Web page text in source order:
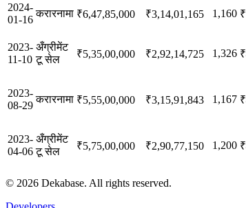
2024-
01-16
करारनामा ₹6,47,85,000 ₹3,14,01,165 1,160
2023-
11-10
अँग्रीमेंट
टू सेल
₹5,35,00,000 ₹2,92,14,725 1,326
2023-
08-29
करारनामा ₹5,55,00,000 ₹3,15,91,843 1,167
2023-
04-06
अँग्रीमेंट
टू सेल
₹5,75,00,000 ₹2,90,77,150 1,200
© 2026 Dekabase. All rights reserved.